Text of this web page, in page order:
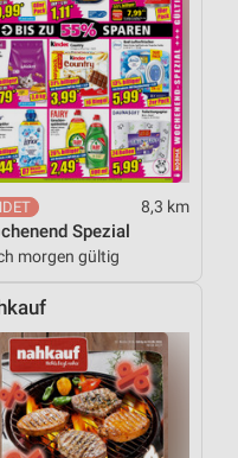
8,3 km
Spezial
morgen gültig
oder
Angebote